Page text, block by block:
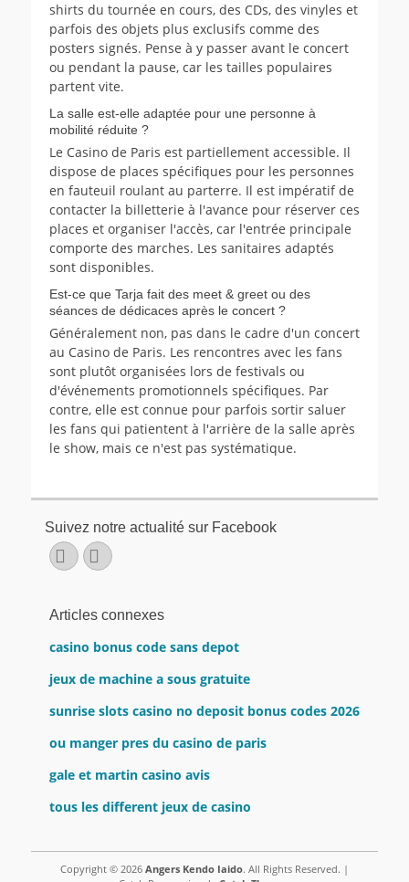
shirts du tournée en cours, des CDs, des vinyles et
parfois des objets plus exclusifs comme des
posters signés. Pense à y passer avant le concert
ou pendant la pause, car les tailles populaires
partent vite.
La salle est-elle adaptée pour une personne à
mobilité réduite ?
Le Casino de Paris est partiellement accessible. Il
dispose de places spécifiques pour les personnes
en fauteuil roulant au parterre. Il est impératif de
contacter la billetterie à l'avance pour réserver ces
places et organiser l'accès, car l'entrée principale
comporte des marches. Les sanitaires adaptés
sont disponibles.
Est-ce que Tarja fait des meet & greet ou des
séances de dédicaces après le concert ?
Généralement non, pas dans le cadre d'un concert
au Casino de Paris. Les rencontres avec les fans
sont plutôt organisées lors de festivals ou
d'événements promotionnels spécifiques. Par
contre, elle est connue pour parfois sortir saluer
les fans qui patientent à l'arrière de la salle après
le show, mais ce n'est pas systématique.
Suivez notre actualité sur Facebook
Facebook
E-
mail
Articles connexes
casino bonus code sans depot
jeux de machine a sous gratuite
sunrise slots casino no deposit bonus codes 2026
ou manger pres du casino de paris
gale et martin casino avis
tous les different jeux de casino
Copyright © 2026 Angers Kendo Iaido. All Rights Reserved. |